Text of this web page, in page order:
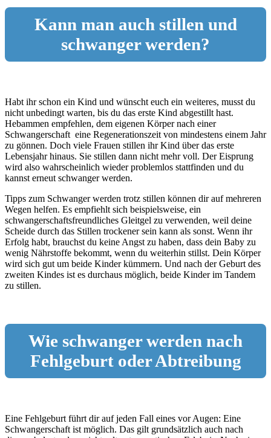
Kann man auch stillen und
schwanger werden?
Habt ihr schon ein Kind und wünscht euch ein weiteres, musst du
nicht unbedingt warten, bis du das erste Kind abgestillt hast.
Hebammen empfehlen, dem eigenen Körper nach einer
Schwangerschaft eine Regenerationszeit von mindestens einem Jahr
zu gönnen. Doch viele Frauen stillen ihr Kind über das erste
Lebensjahr hinaus. Sie stillen dann nicht mehr voll. Der Eisprung
wird also wahrscheinlich wieder problemlos stattfinden und du
kannst erneut schwanger werden.
Tipps zum Schwanger werden trotz stillen können dir auf mehreren
Wegen helfen. Es empfiehlt sich beispielsweise, ein
schwangerschaftsfreundliches Gleitgel zu verwenden, weil deine
Scheide durch das Stillen trockener sein kann als sonst. Wenn ihr
Erfolg habt, brauchst du keine Angst zu haben, dass dein Baby zu
wenig Nährstoffe bekommt, wenn du weiterhin stillst. Dein Körper
wird sich gut um beide Kinder kümmern. Und nach der Geburt des
zweiten Kindes ist es durchaus möglich, beide Kinder im Tandem
zu stillen.
Wie schwanger werden nach
Fehlgeburt oder Abtreibung
Eine Fehlgeburt führt dir auf jeden Fall eines vor Augen: Eine
Schwangerschaft ist möglich. Das gilt grundsätzlich auch nach